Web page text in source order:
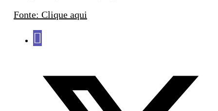
Fonte: Clique aqui